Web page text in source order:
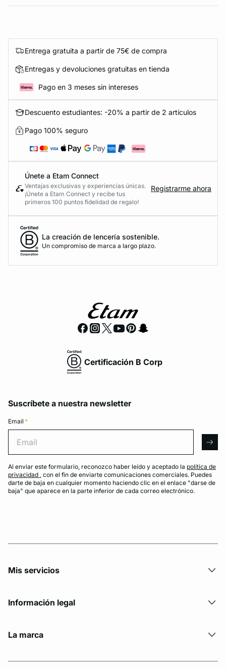
Entrega gratuita a partir de 75€ de compra
Entregas y devoluciones gratuitas en tienda
Pago en 3 meses sin intereses
Descuento estudiantes: -20% a partir de 2 artículos
Pago 100% seguro
Únete a Etam Connect
Ventajas exclusivas y experiencias únicas.
¡Únete a Etam Connect y recibe tus
primeros 100 puntos fidelidad de regalo!
Registrarme ahora
La creación de lencería sostenible.
Un compromiso de marca a largo plazo.
Certificación B Corp
Suscríbete a nuestra newsletter
Email *
Al enviar este formulario, reconozco haber leído y aceptado la política de
privacidad , con el fin de enviarte comunicaciones comerciales. Puedes
darte de baja en cualquier momento haciendo clic en el enlace "darse de
baja" que aparece en la parte inferior de cada correo electrónico.
Mis servicios
Información legal
La marca